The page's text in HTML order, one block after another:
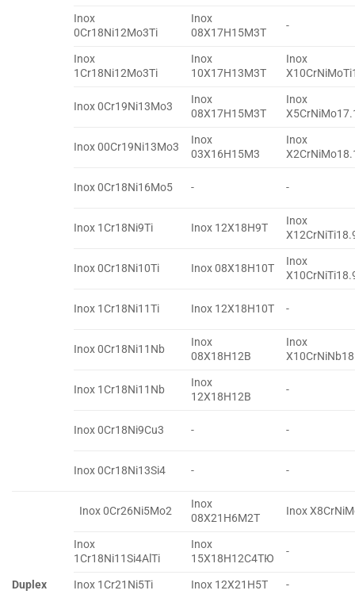
Inox
0Cr18Ni12Mo3Ti
Inox
08X17H15M3T
-
Inox
1Cr18Ni12Mo3Ti
Inox
10X17H13M3T
Inox
Inox 0Cr19Ni13Mo3
Inox
08X17H15M3T
Inox
Inox 00Cr19Ni13Mo3
Inox
03X16H15M3
Inox
Inox 0Cr18Ni16Mo5 - -
Inox 1Cr18Ni9Ti Inox 12X18H9T
Inox
Inox 0Cr18Ni10Ti Inox 08X18H10T
Inox
Inox 1Cr18Ni11Ti Inox 12X18H10T -
Inox 0Cr18Ni11Nb
Inox
08X18H12B
Inox
Inox 1Cr18Ni11Nb
Inox
12X18H12B
-
Inox 0Cr18Ni9Cu3 - -
Inox 0Cr18Ni13Si4 - -
Duplex
Inox 0Cr26Ni5Mo2
Inox
08X21H6M2T
Inox
Inox
1Cr18Ni11Si4AlTi
Inox
15X18H12C4TЮ
-
Inox 1Cr21Ni5Ti Inox 12X21H5T -